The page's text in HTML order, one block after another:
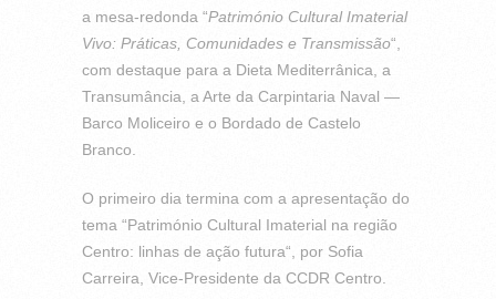
a mesa-redonda “Património Cultural Imaterial
Vivo: Práticas, Comunidades e Transmissão“,
com destaque para a Dieta Mediterrânica, a
Transumância, a Arte da Carpintaria Naval —
Barco Moliceiro e o Bordado de Castelo
Branco.
O primeiro dia termina com a apresentação do
tema “Património Cultural Imaterial na região
Centro: linhas de ação futura“, por Sofia
Carreira, Vice-Presidente da CCDR Centro.